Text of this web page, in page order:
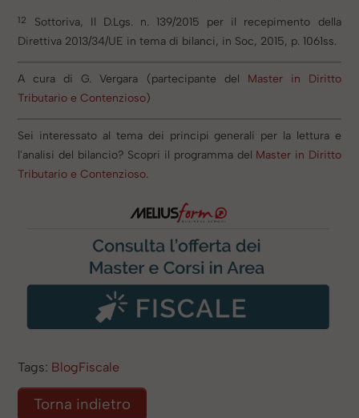
12
Sottoriva, Il D.Lgs. n. 139/2015 per il recepimento della
Direttiva 2013/34/UE in tema di bilanci, in Soc, 2015, p. 1061ss.
A cura di G. Vergara (partecipante del Master in Diritto
Tributario e Contenzioso)
​Sei interessato al tema dei principi generali per la lettura e
l'analisi del bilancio? Scopri il programma del Master in Diritto
Tributario e Contenzioso.
Tags: BlogFiscale
Torna indietro